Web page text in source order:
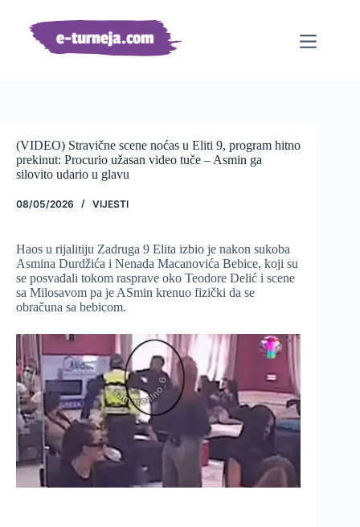
sadržaj
(VIDEO) Stravične scene noćas u Eliti 9, program hitno
prekinut: Procurio užasan video tuče – Asmin ga
silovito udario u glavu
08/05/2026 VIJESTI
Haos u rijalitiju Zadruga 9 Elita izbio je nakon sukoba
Asmina Durdžića i Nenada Macanovića Bebice, koji su
se posvađali tokom rasprave oko Teodore Delić i scene
sa Milosavom pa je ASmin krenuo fizički da se
obračuna sa bebicom.